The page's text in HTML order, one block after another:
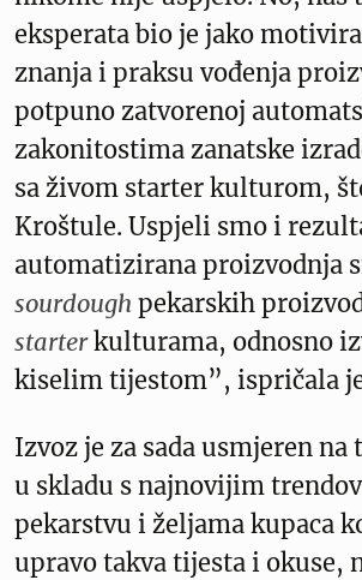
eksperata bio je jako
znanja i praksu vođenja
potpuno zatvorenoj
zakonitostima zanatske
sa živom starter kulturom,
Kroštule. Uspjeli smo i
automatizirana proizvodnja
sourdough pekarskih
starterkulturama, odnosno
kiselim tijestom”, ispričala
Izvoz je za sada usmjeren na
u skladu s najnovijim
pekarstvu i željama kupaca
upravo takva tijesta i okuse,